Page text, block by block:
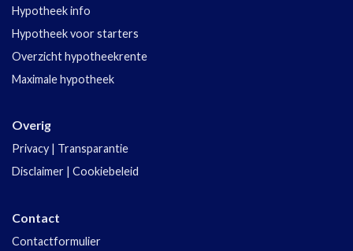
Hypotheek info
Hypotheek voor starters
Overzicht hypotheekrente
Maximale hypotheek
Overig
Privacy | Transparantie
Disclaimer | Cookiebeleid
Contact
Contactformulier